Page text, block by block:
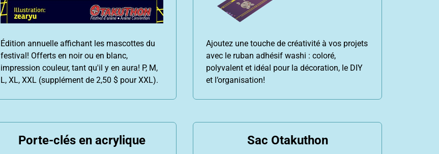
Édition annuelle affichant les mascottes du
festival! Offerts en noir ou en blanc,
impression couleur, tant qu'il y en aura! P, M,
L, XL, XXL (supplément de 2,50 $ pour XXL).
Ajoutez une touche de créativité à vos projets
avec le ruban adhésif washi : coloré,
polyvalent et idéal pour la décoration, le DIY
et l’organisation!
Porte-clés en acrylique Sac Otakuthon